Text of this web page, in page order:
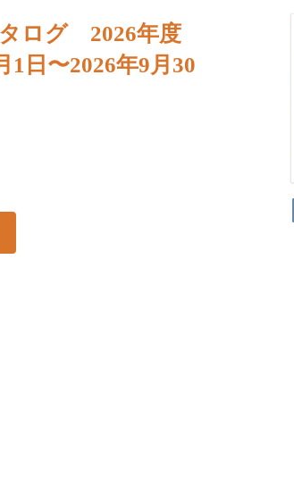
タログ 2026年度
1日〜2026年9月30